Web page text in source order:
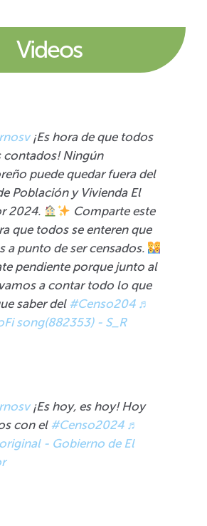
Videos
¡Es hora de que todos
contados! Ningún
puede quedar fuera del
Población y Vivienda El
2024.
Comparte este
que todos se enteren que
a punto de ser censados.
pendiente porque junto al
a contar todo lo que
saber del #Censo204 ♬
song(882353) - S_R
¡Es hoy, es hoy! Hoy
con el #Censo2024 ♬
- Gobierno de El